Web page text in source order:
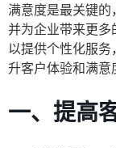
满意度是最关键的
并为企业带来更
以提供个性化服
升客户体验和满意
一、提高